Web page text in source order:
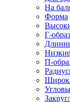
На
Форма
Г-
Низкие
П-